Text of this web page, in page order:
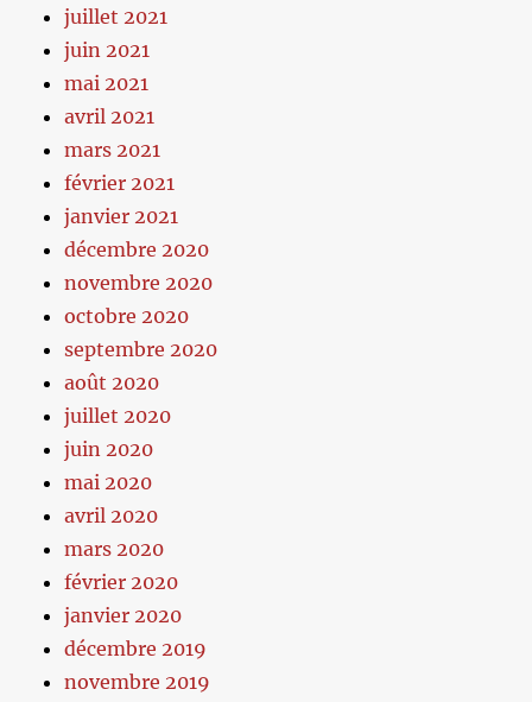
juillet 2021
juin 2021
mai 2021
avril 2021
mars 2021
février 2021
janvier 2021
décembre 2020
novembre 2020
octobre 2020
septembre 2020
août 2020
juillet 2020
juin 2020
mai 2020
avril 2020
mars 2020
février 2020
janvier 2020
décembre 2019
novembre 2019